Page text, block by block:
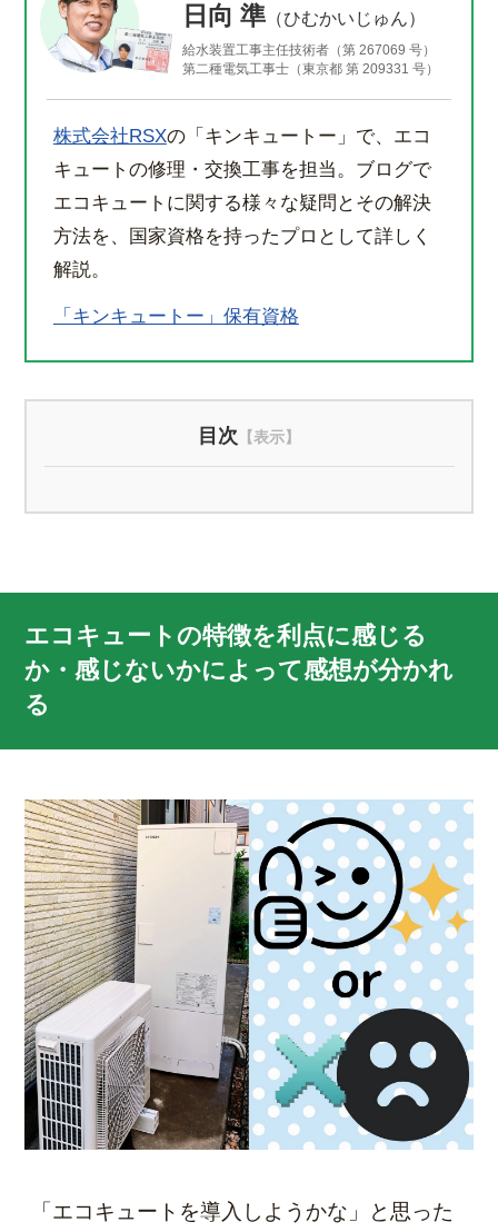
日向 準 （ひむかいじゅん）
給水装置工事主任技術者（第 267069 号）
第二種電気工事士（東京都 第 209331 号）
株式会社RSXの「キンキュートー」で、エコ
キュートの修理・交換工事を担当。ブログで
エコキュートに関する様々な疑問とその解決
方法を、国家資格を持ったプロとして詳しく
解説。
「キンキュートー」保有資格
目次
エコキュートの特徴を利点に感じる
か・感じないかによって感想が分かれ
る
「エコキュートを導入しようかな」と思った